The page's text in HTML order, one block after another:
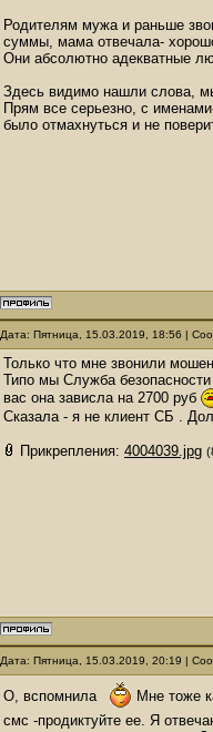
Родителям мужа и раньше
суммы, мама отвечала-
Они абсолютно адекватные
Здесь видимо нашли слова,
Прям все серьезно, с
было отмахнуться и не
Дата: Пятница, 15.03.2019, 18:56 |
Только что мне звонили
Типо мы Служба
вас она зависла на 2700 руб
Сказала - я не клиент СБ .
Прикрепления: 4004039.jpg
Дата: Пятница, 15.03.2019, 20:19 |
О, вспомнила
Мне тоже
смс -продиктуйте ее. Я